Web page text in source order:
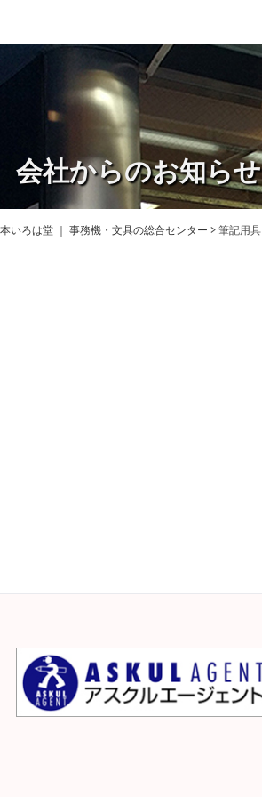
会社からのお知らせ
いろは堂 ｜ 事務機・文具の総合センター > 筆記用具